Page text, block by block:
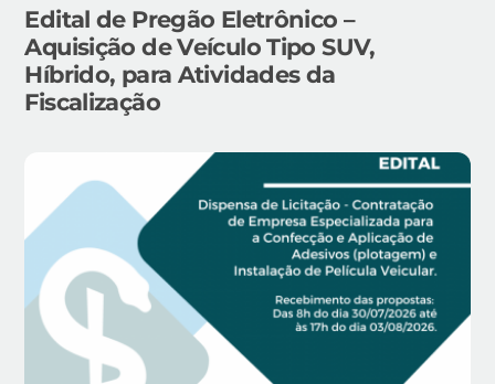
Edital de Pregão Eletrônico –
Aquisição de Veículo Tipo SUV,
Híbrido, para Atividades da
Fiscalização